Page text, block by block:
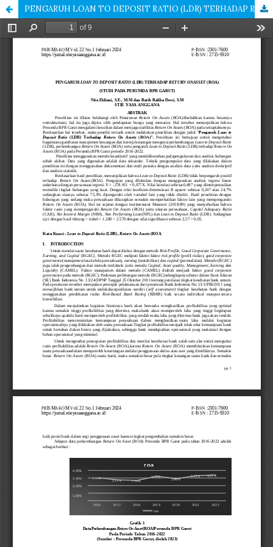
PENGARUH LOAN TO DEPOSIT RATIO (LDR) TERHADAP RETURN ON ASSET (ROA) (STUDI PADA PERUMDA BPR GARUT)